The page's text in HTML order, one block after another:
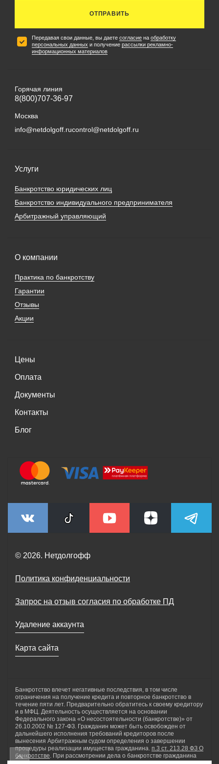
ОТПРАВИТЬ
Передавая свои данные, вы даете согласие на обработку
персональных данных и получение рассылки рекламно-
информационных материалов
Услуги
Банкротство юридических лиц
Банкротство индивидуального предпринимателя
Арбитражный управляющий
О компании
Практика по банкротству
Гарантии
Отзывы
Акции
Цены
Оплата
Документы
Контакты
Блог
Горячая линия
8(800)707-36-97
Москва
info@netdolgoff.rucontrol@netdolgoff.ru
© 2026. Нетдолгофф
Политика конфиденциальности
Запрос на отзыв согласия по обработке ПД
Удаление аккаунта
Карта сайта
Банкротство влечет негативные последствия, в том числе
ограничения на получение кредита и повторное банкротство в
течение пяти лет. Предварительно обратитесь к своему кредитору
и в МФЦ. Деятельность осуществляется на основании
Федерального закона «О несостоятельности (банкротстве)» от
26.10.2002 № 127-ФЗ. Гражданин может быть освобожден от
дальнейшего исполнения требований кредиторов после
вынесения Арбитражным судом определения о завершении
процедуры реализации имущества гражданина. п.3 ст. 213.28 ФЗ О
банкротстве . При рассмотрении дела о банкротстве гражданина